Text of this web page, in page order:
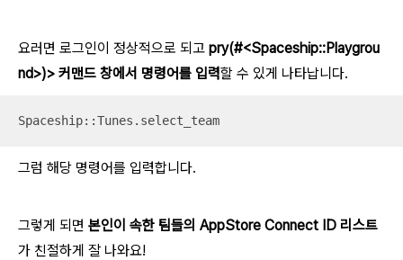
요러면 로그인이 정상적으로 되고 pry(#<Spaceship::Playgrou
nd>)> 커맨드 창에서 명령어를 입력할 수 있게 나타납니다.
Spaceship::Tunes.select_team
그럼 해당 명령어를 입력합니다.
그렇게 되면 본인이 속한 팀들의 AppStore Connect ID 리스트
가 친절하게 잘 나와요!